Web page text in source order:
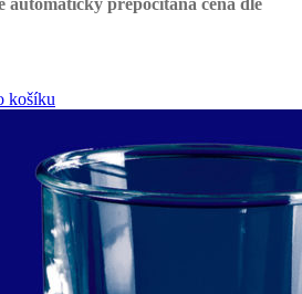
košíku